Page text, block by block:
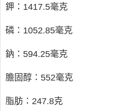
鉀：1417.5毫克
磷：1052.85毫克
鈉：594.25毫克
膽固醇：552毫克
脂肪：247.8克